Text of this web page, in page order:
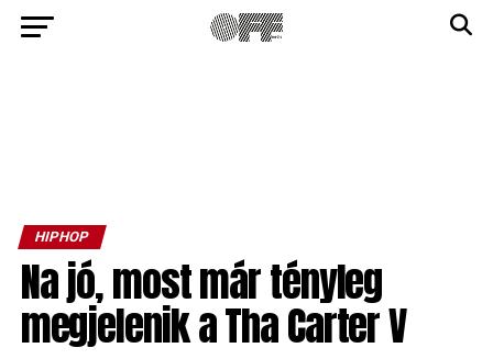
HIPHOP
Na jó, most már tényleg
megjelenik a Tha Carter V